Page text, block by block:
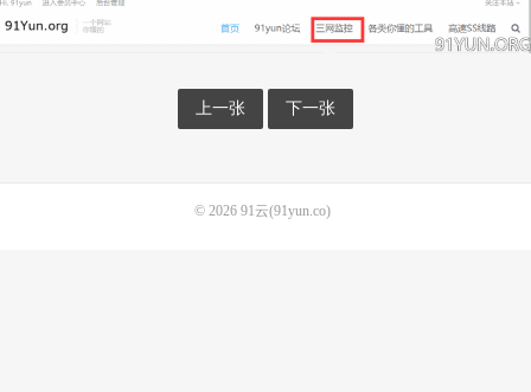
上一张 下一张
© 2026 91云(91yun.co)